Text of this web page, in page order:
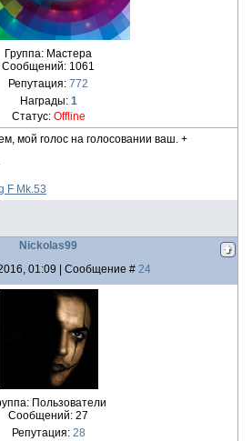
Группа: Мастера
Сообщений: 1061
Репутация: 772
Награды: 1
Статус: Offline
мой голос на голосовании ваш. +
F Mk.53
Nickolas99
01:09 | Сообщение # 24
Пользователи
Сообщений: 27
Репутация: 28